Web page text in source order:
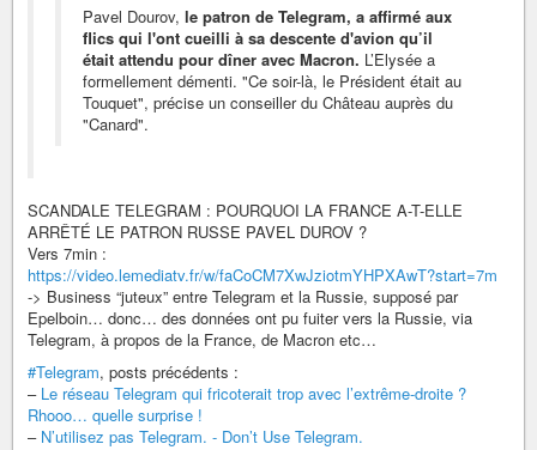
Pavel Dourov, le patron de Telegram, a affirmé aux
flics qui l'ont cueilli à sa descente d'avion qu’il
était attendu pour dîner avec Macron. L’Elysée a
formellement démenti. "Ce soir-là, le Président était au
Touquet", précise un conseiller du Château auprès du
"Canard".
SCANDALE TELEGRAM : POURQUOI LA FRANCE A-T-ELLE
ARRÊTÉ LE PATRON RUSSE PAVEL DUROV ?
Vers 7min :
https://video.lemediatv.fr/w/faCoCM7XwJziotmYHPXAwT?start=7m
-> Business “juteux” entre Telegram et la Russie, supposé par
Epelboin… donc… des données ont pu fuiter vers la Russie, via
Telegram, à propos de la France, de Macron etc…
#Telegram, posts précédents :
– Le réseau Telegram qui fricoterait trop avec l’extrême-droite ?
Rhooo… quelle surprise !
– N’utilisez pas Telegram. - Don’t Use Telegram.